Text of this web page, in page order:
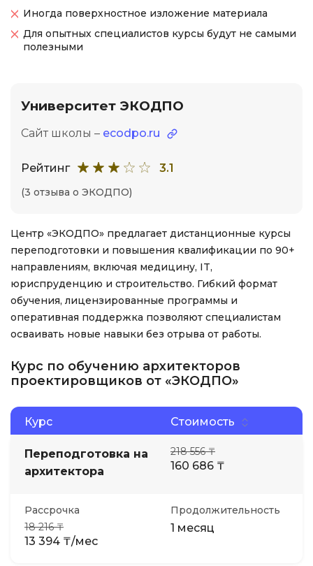
Иногда поверхностное изложение материала
Для опытных специалистов курсы будут не самыми
полезными
Университет ЭКОДПО
Сайт школы – ecodpo.ru
Рейтинг 3.1
(3 отзыва о ЭКОДПО)
Центр «ЭКОДПО» предлагает дистанционные курсы
переподготовки и повышения квалификации по 90+
направлениям, включая медицину, IT,
юриспруденцию и строительство. Гибкий формат
обучения, лицензированные программы и
оперативная поддержка позволяют специалистам
осваивать новые навыки без отрыва от работы.
Курс по обучению архитекторов
проектировщиков от «ЭКОДПО»
Курс Стоимость
Переподготовка на
архитектора
218 556 ₸
160 686 ₸
Рассрочка
18 216 ₸
13 394 ₸/мес
Продолжительность
1 месяц